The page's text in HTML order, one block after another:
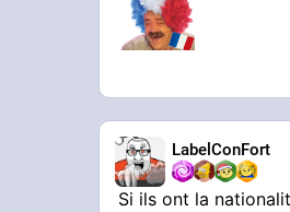
LabelConFort
Si ils ont la